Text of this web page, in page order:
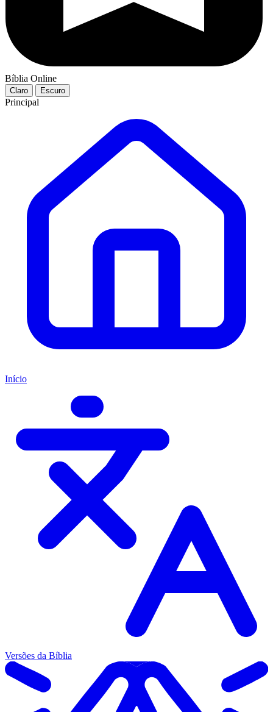
Bíblia Online
Claro Escuro
Principal
Início
Versões da Bíblia